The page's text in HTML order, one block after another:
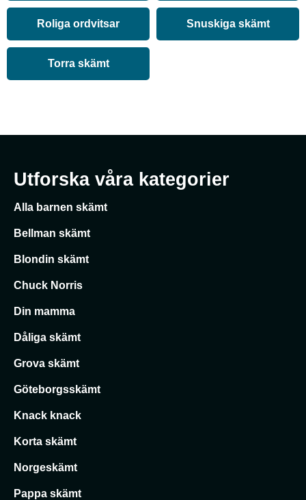
Roliga ordvitsar Snuskiga skämt
Torra skämt
Utforska våra kategorier
Alla barnen skämt
Bellman skämt
Blondin skämt
Chuck Norris
Din mamma
Dåliga skämt
Grova skämt
Göteborgsskämt
Knack knack
Korta skämt
Norgeskämt
Pappa skämt